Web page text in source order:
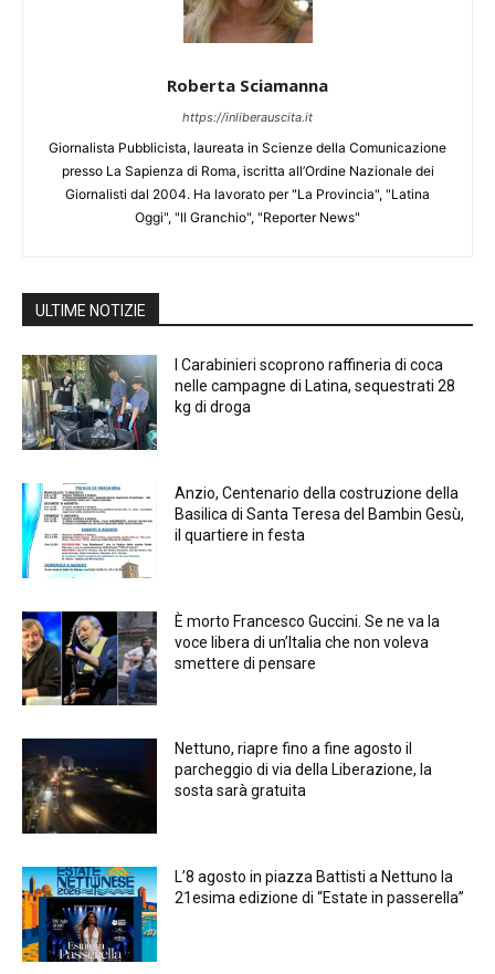
Roberta Sciamanna
https://inliberauscita.it
Giornalista Pubblicista, laureata in Scienze della Comunicazione
presso La Sapienza di Roma, iscritta all’Ordine Nazionale dei
Giornalisti dal 2004. Ha lavorato per "La Provincia", "Latina
Oggi", "Il Granchio", "Reporter News"
ULTIME NOTIZIE
I Carabinieri scoprono raffineria di coca
nelle campagne di Latina, sequestrati 28
kg di droga
Anzio, Centenario della costruzione della
Basilica di Santa Teresa del Bambin Gesù,
il quartiere in festa
È morto Francesco Guccini. Se ne va la
voce libera di un’Italia che non voleva
smettere di pensare
Nettuno, riapre fino a fine agosto il
parcheggio di via della Liberazione, la
sosta sarà gratuita
L’8 agosto in piazza Battisti a Nettuno la
21esima edizione di “Estate in passerella”